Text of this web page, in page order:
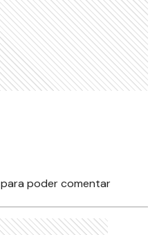
para poder comentar